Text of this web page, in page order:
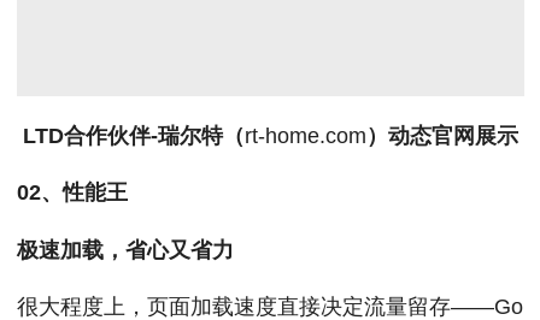
LTD合作伙伴-瑞尔特（rt-home.com）动态官网展示
02、性能王
极速加载，省心又省力
很大程度上，页面加载速度直接决定流量留存——Go